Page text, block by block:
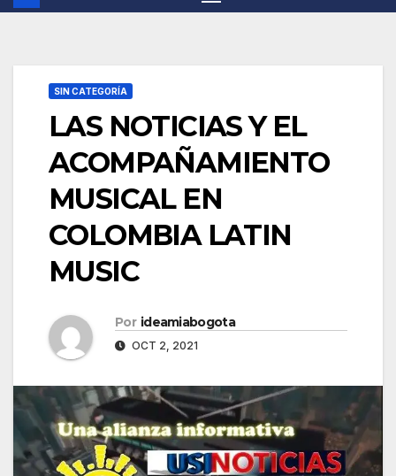
SIN CATEGORÍA
LAS NOTICIAS Y EL
ACOMPAÑAMIENTO
MUSICAL EN
COLOMBIA LATIN
MUSIC
Por ideamiabogota
OCT 2, 2021